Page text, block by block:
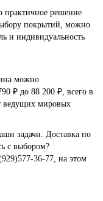
практичное решение
покрытий, можно
и индивидуальность
можно
₽ до 88 200 ₽, всего в
ведущих мировых
задачи. Доставка по
с выбором?
36-77, на этом